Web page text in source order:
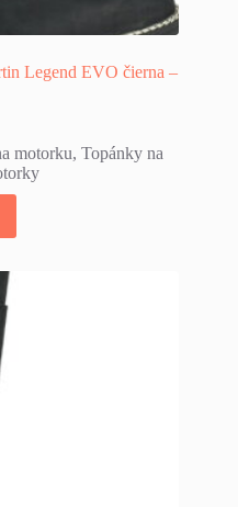
Legend EVO čierna –
motorku, Topánky na